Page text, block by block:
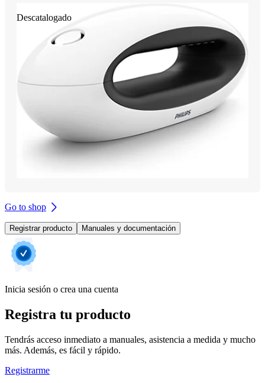
Descatalogado
Go to shop
Registrar producto Manuales y documentación
Inicia sesión o crea una cuenta
Registra tu producto
Tendrás acceso inmediato a manuales, asistencia a medida y mucho
más. Además, es fácil y rápido.
Registrarme